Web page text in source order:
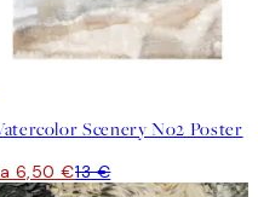
Scenery No2 Poster
6,50 €13 €